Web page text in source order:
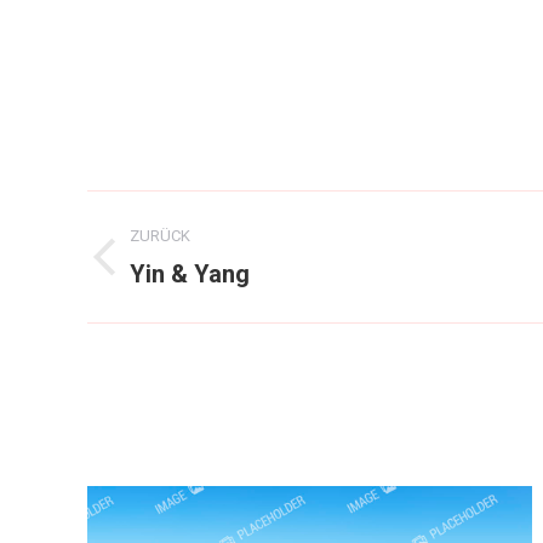
Project
navigation
ZURÜCK
Previous
Yin & Yang